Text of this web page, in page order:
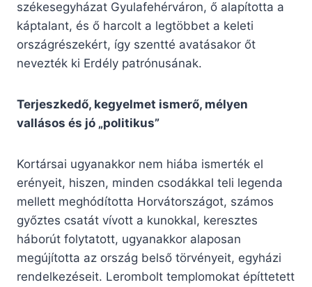
székesegyházat Gyulafehérváron, ő alapította a
káptalant, és ő harcolt a legtöbbet a keleti
országrészekért, így szentté avatásakor őt
nevezték ki Erdély patrónusának.
Terjeszkedő, kegyelmet ismerő, mélyen
vallásos és jó „politikus”
Kortársai ugyanakkor nem hiába ismerték el
erényeit, hiszen, minden csodákkal teli legenda
mellett meghódította Horvátországot, számos
győztes csatát vívott a kunokkal, keresztes
háborút folytatott, ugyanakkor alaposan
megújította az ország belső törvényeit, egyházi
rendelkezéseit. Lerombolt templomokat építtetett